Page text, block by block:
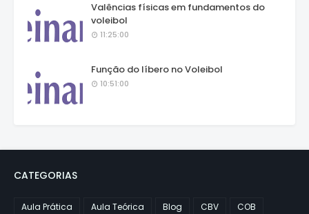
Valências físicas em fundamentos do
voleibol
11:25:00
Função do líbero no Voleibol
10:51:00
CATEGORIAS
Aula Prática Aula Teórica Blog CBV
COB